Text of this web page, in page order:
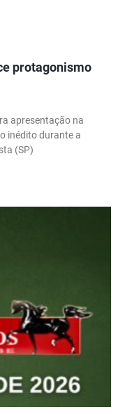
protagonismo
apresentação na
inédito durante a
(SP)